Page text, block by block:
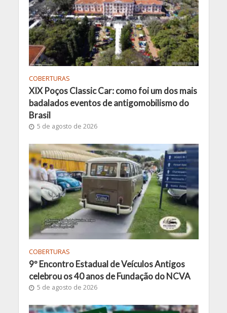
COBERTURAS
XIX Poços Classic Car: como foi um dos mais
badalados eventos de antigomobilismo do
Brasil
5 de agosto de 2026
COBERTURAS
9º Encontro Estadual de Veículos Antigos
celebrou os 40 anos de Fundação do NCVA
5 de agosto de 2026